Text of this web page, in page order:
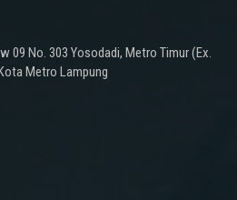
09 No. 303 Yosodadi, Metro Timur (Ex.
Metro Lampung